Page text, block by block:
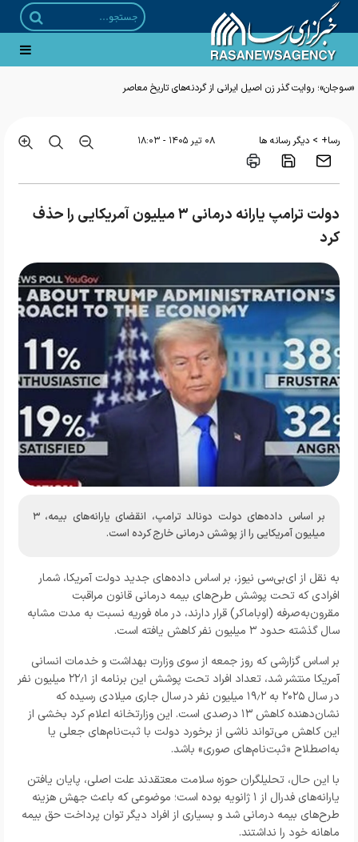
«سوجان»؛ روایت گذر زن اصیل ایرانی از گردنه‌های تاریخ معاصر
رسا+ > دیگر رسانه ها ۰۸ تير ۱۴۰۵ - ۱۸:۰۳
دولت ترامپ یارانه‌ درمانی ۳ میلیون آمریکایی را حذف
کرد
بر اساس داده‌های دولت دونالد ترامپ، انقضای یارانه‌های بیمه، ۳
میلیون آمریکایی را از پوشش درمانی خارج کرده است.
به نقل از ای‌بی‌سی نیوز، بر اساس داده‌های جدید دولت آمریکا، شمار
افرادی که تحت پوشش طرح‌های بیمه درمانی قانون مراقبت
مقرون‌به‌صرفه (اوباماکر) قرار دارند، در ماه فوریه نسبت به مدت مشابه
سال گذشته حدود ۳ میلیون نفر کاهش یافته است.
بر اساس گزارشی که روز جمعه از سوی وزارت بهداشت و خدمات انسانی
آمریکا منتشر شد، تعداد افراد تحت پوشش این برنامه از ۲۲٫۱ میلیون نفر
در سال ۲۰۲۵ به ۱۹٫۲ میلیون نفر در سال جاری میلادی رسیده که
نشان‌دهنده کاهش ۱۳ درصدی است. این وزارتخانه اعلام کرد بخشی از
این کاهش می‌تواند ناشی از برخورد دولت با ثبت‌نام‌های جعلی یا
به‌اصطلاح «ثبت‌نام‌های صوری» باشد.
با این حال، تحلیلگران حوزه سلامت معتقدند علت اصلی، پایان یافتن
یارانه‌های فدرال از ۱ ژانویه بوده است؛ موضوعی که باعث جهش هزینه
طرح‌های بیمه درمانی شد و بسیاری از افراد دیگر توان پرداخت حق بیمه
ماهانه خود را نداشتند.